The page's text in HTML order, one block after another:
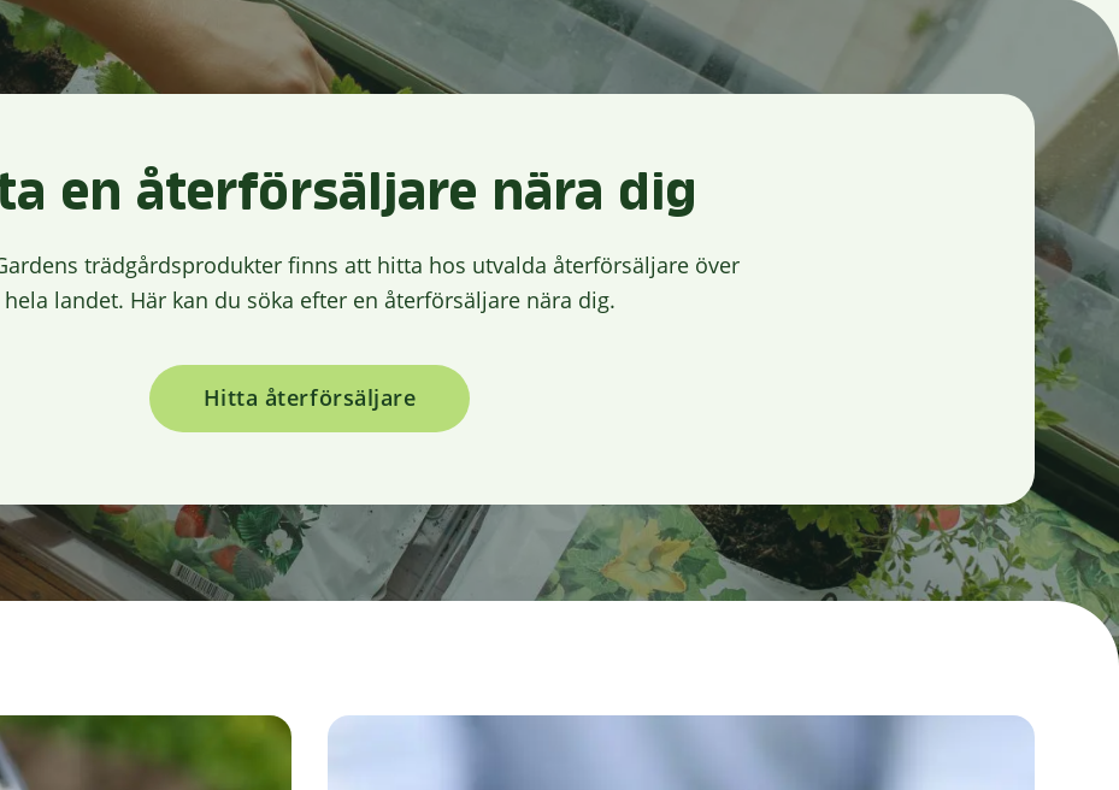
en återförsäljare nära dig
trädgårdsprodukter finns att hitta hos utvalda återförsäljare över
hela landet. Här kan du söka efter en återförsäljare nära dig.
Hitta återförsäljare